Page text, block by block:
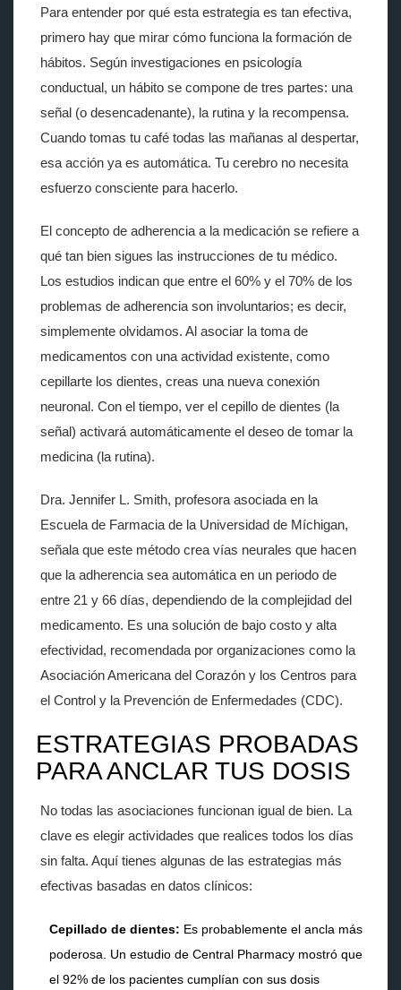
Para entender por qué esta estrategia es tan efectiva,
primero hay que mirar cómo funciona la formación de
hábitos. Según investigaciones en psicología
conductual, un hábito se compone de tres partes: una
señal (o desencadenante), la rutina y la recompensa.
Cuando tomas tu café todas las mañanas al despertar,
esa acción ya es automática. Tu cerebro no necesita
esfuerzo consciente para hacerlo.
El concepto de adherencia a la medicación se refiere a
qué tan bien sigues las instrucciones de tu médico.
Los estudios indican que entre el 60% y el 70% de los
problemas de adherencia son involuntarios; es decir,
simplemente olvidamos. Al asociar la toma de
medicamentos con una actividad existente, como
cepillarte los dientes, creas una nueva conexión
neuronal. Con el tiempo, ver el cepillo de dientes (la
señal) activará automáticamente el deseo de tomar la
medicina (la rutina).
Dra. Jennifer L. Smith, profesora asociada en la
Escuela de Farmacia de la Universidad de Míchigan,
señala que este método crea vías neurales que hacen
que la adherencia sea automática en un periodo de
entre 21 y 66 días, dependiendo de la complejidad del
medicamento. Es una solución de bajo costo y alta
efectividad, recomendada por organizaciones como la
Asociación Americana del Corazón y los Centros para
el Control y la Prevención de Enfermedades (CDC).
ESTRATEGIAS PROBADAS
PARA ANCLAR TUS DOSIS
No todas las asociaciones funcionan igual de bien. La
clave es elegir actividades que realices todos los días
sin falta. Aquí tienes algunas de las estrategias más
efectivas basadas en datos clínicos:
Cepillado de dientes: Es probablemente el ancla más
poderosa. Un estudio de Central Pharmacy mostró que
el 92% de los pacientes cumplían con sus dosis